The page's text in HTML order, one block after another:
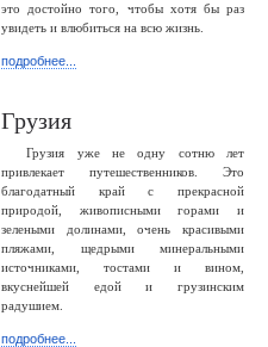
это достойно того, чтобы хотя бы раз
увидеть и влюбиться на всю жизнь.
подробнее...
Грузия
Грузия уже не одну сотню лет
привлекает путешественников. Это
благодатный край с прекрасной
природой, живописными горами и
зелеными долинами, очень красивыми
пляжами, щедрыми минеральными
источниками, тостами и вином,
вкуснейшей едой и грузинским
радушием.
подробнее...